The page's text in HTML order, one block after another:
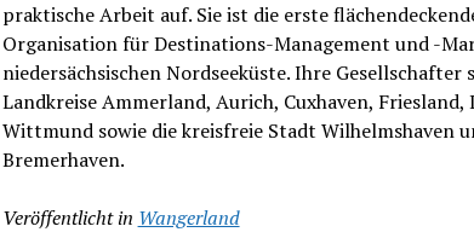
praktische Arbeit auf. Sie ist die erste
Organisation für Destinations-Management und -
niedersächsischen Nordseeküste. Ihre Gesellschafter
Landkreise Ammerland, Aurich, Cuxhaven, Friesland,
Wittmund sowie die kreisfreie Stadt Wilhelmshaven
Bremerhaven.
Veröffentlicht in Wangerland